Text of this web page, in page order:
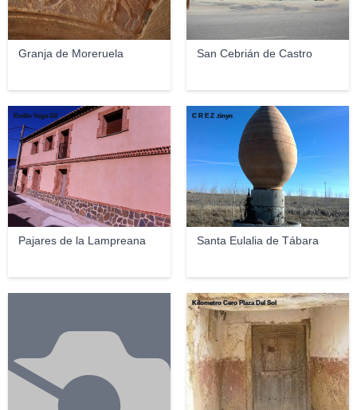
Granja de Moreruela San Cebrián de Castro
Pajares de la Lampreana
Emilio Vega Gil
Santa Eulalia de Tábara
C R E Z .tinyn
Kilometro Cero Plaza Del Sol